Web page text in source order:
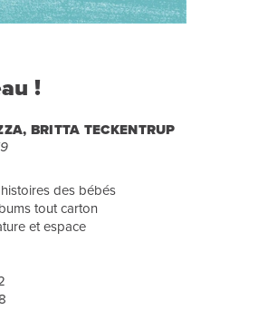
!
BRITTA TECKENTRUP
des bébés
tout carton
et espace